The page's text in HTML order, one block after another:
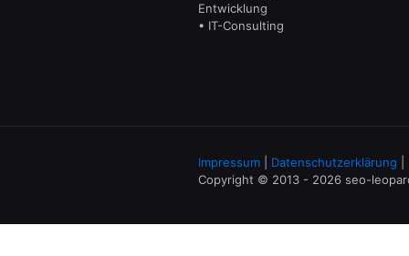
Entwicklung
• IT-Consulting
Impressum Datenschutzerklärung
Copyright © 2013 - 2026 seo-